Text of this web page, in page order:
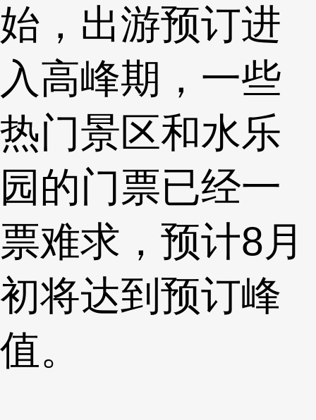
始，出游预订进
入高峰期，一些
热门景区和水乐
园的门票已经一
票难求，预计8月
初将达到预订峰
值。